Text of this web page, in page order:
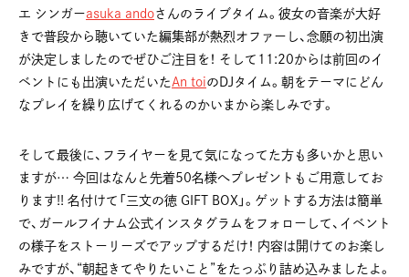
エ シンガーasuka andoさんのライブタイム。彼女の音楽が大好
きで普段から聴いていた編集部が熱烈オファーし、念願の初出演
が決定しましたのでぜひご注目を！ そして11:20からは前回のイ
ベントにも出演いただいた An toiのDJタイム。朝をテーマにどん
なプレイを繰り広げてくれるのかいまから楽しみです。
そして最後に、フライヤーを見て気になってた方も多いかと思い
ますが… 今回はなんと先着50名様へプレゼントもご用意してお
ります!! 名付けて「三文の徳 GIFT BOX」。ゲットする方法は簡単
で、ガールフイナム公式インスタグラムをフォローして、イベント
の様子をストーリーズでアップするだけ！ 内容は開けてのお楽し
みですが、“朝起きてやりたいこと”をたっぷり詰め込みましたよ。